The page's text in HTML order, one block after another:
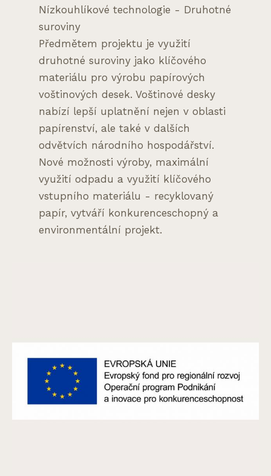
Nízkouhlíkové technologie - Druhotné
suroviny
Předmětem projektu je využití
druhotné suroviny jako klíčového
materiálu pro výrobu papírových
voštinových desek. Voštinové desky
nabízí lepší uplatnění nejen v oblasti
papírenství, ale také v dalších
odvětvích národního hospodářství.
Nové možnosti výroby, maximální
využití odpadu a využití klíčového
vstupního materiálu - recyklovaný
papír, vytváří konkurenceschopný a
environmentální projekt.